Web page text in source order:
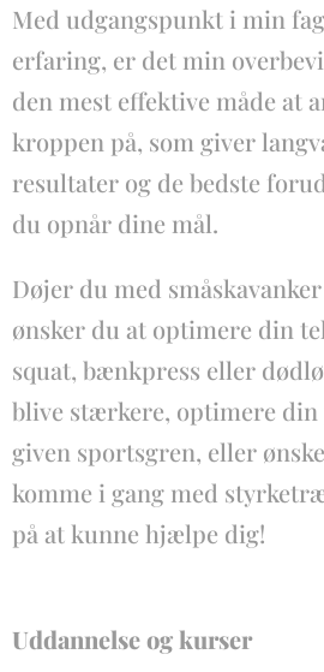
Med udgangspunkt i min
erfaring, er det min
den mest effektive måde at
kroppen på, som giver
resultater og de bedste
du opnår dine mål.
​Døjer du med
ønsker du at optimere din
squat, bænkpress eller
blive stærkere, optimere
given sportsgren, eller
komme i gang med
på at kunne hjælpe dig!
Uddannelse og kurser